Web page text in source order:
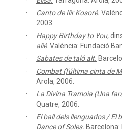
Canto de Ilir Kosoré.
2003.
Happy Birthday to You,
alié. València: Fundació
Sabates de taló alt.
Combat (l'última cinta de
Arola, 2006.
La Divina Tramoia (Una
Quatre, 2006.
El ball dels llenguados / El
Dance of Soles. Barcelona: